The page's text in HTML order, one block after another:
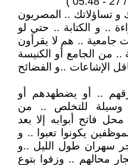
و تساؤلاتك .. المصريون
.. و الكتابة .. حتي لو
جامعية .. هم لا يقرأون
من الجامع أو الكنيسة
الإشاعات ..و الفضائح
.. أو يضطهدهم أو
وسيلة للتخلص .. من
فاتح أبوابه إلا بعد
يكونوا تعبوا .. و
سهران طول الليل ..و
محالهم .. وزفوا بتوع